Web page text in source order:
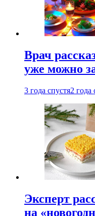
Врач
уже можно
3 года спустя2 года
Эксперт
на